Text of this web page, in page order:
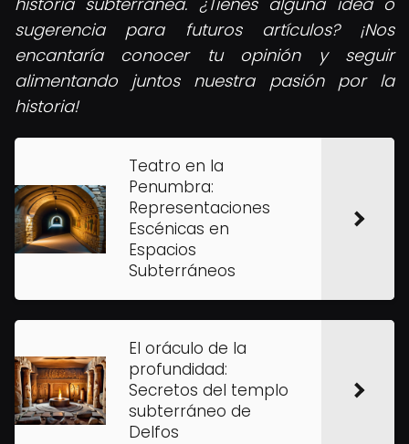
sugerencia para futuros artículos? ¡Nos
encantaría conocer tu opinión y seguir
alimentando juntos nuestra pasión por la
historia!
Teatro en la
Penumbra:
Representaciones
Escénicas en
Espacios
Subterráneos
El oráculo de la
profundidad:
Secretos del templo
subterráneo de
Delfos